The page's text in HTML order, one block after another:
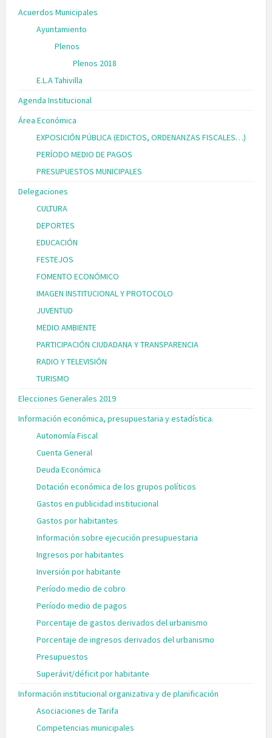
Acuerdos Municipales
Ayuntamiento
Plenos
Plenos 2018
E.L.A Tahivilla
Agenda Institucional
Área Económica
EXPOSICIÓN PÚBLICA (EDICTOS, ORDENANZAS FISCALES…)
PERÍODO MEDIO DE PAGOS
PRESUPUESTOS MUNICIPALES
Delegaciones
CULTURA
DEPORTES
EDUCACIÓN
FESTEJOS
FOMENTO ECONÓMICO
IMAGEN INSTITUCIONAL Y PROTOCOLO
JUVENTUD
MEDIO AMBIENTE
PARTICIPACIÓN CIUDADANA Y TRANSPARENCIA
RADIO Y TELEVISIÓN
TURISMO
Elecciones Generales 2019
Información económica, presupuestaria y estadística.
Autonomía Fiscal
Cuenta General
Deuda Económica
Dotación económica de los grupos políticos
Gastos en publicidad institucional
Gastos por habitantes
Información sobre ejecución presupuestaria
Ingresos por habitantes
Inversión por habitante
Período medio de cobro
Período medio de pagos
Porcentaje de gastos derivados del urbanismo
Porcentaje de ingresos derivados del urbanismo
Presupuestos
Superávit/déficit por habitante
Información institucional organizativa y de planificación
Asociaciones de Tarifa
Competencias municipales